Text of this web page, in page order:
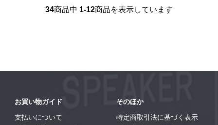
34商品中 1-12商品を表示しています
お買い物ガイド
支払いについて
そのほか
特定商取引法に基づく表示